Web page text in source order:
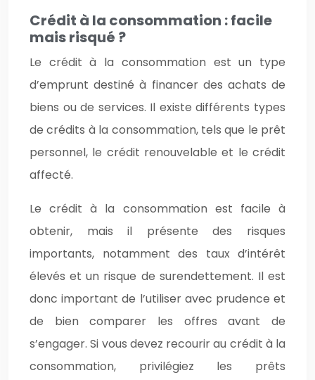
Crédit à la consommation : facile
mais risqué ?
Le crédit à la consommation est un type
d’emprunt destiné à financer des achats de
biens ou de services. Il existe différents types
de crédits à la consommation, tels que le prêt
personnel, le crédit renouvelable et le crédit
affecté.
Le crédit à la consommation est facile à
obtenir, mais il présente des risques
importants, notamment des taux d’intérêt
élevés et un risque de surendettement. Il est
donc important de l’utiliser avec prudence et
de bien comparer les offres avant de
s’engager. Si vous devez recourir au crédit à la
consommation, privilégiez les prêts